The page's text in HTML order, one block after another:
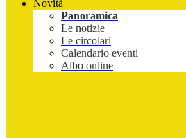
Novità
Panoramica
Le notizie
Le circolari
Calendario eventi
Albo online